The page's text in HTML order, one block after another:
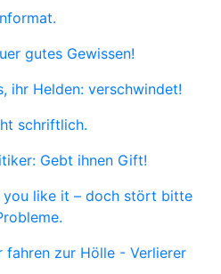
gutes Gewissen!
ihr Helden: verschwindet!
schriftlich.
Gebt ihnen Gift!
you like it – doch stört bitte
fahren zur Hölle - Verlierer